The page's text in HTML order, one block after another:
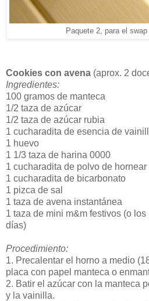
Paquete 2, para el
Cookies con avena (aprox. 2
Ingredientes:
100 gramos de manteca
1/2 taza de azúcar
1/2 taza de azúcar rubia
1 cucharadita de esencia de
1 huevo
1 1/3 taza de harina 0000
1 cucharadita de polvo de hornear
1 cucharadita de bicarbonato
1 pizca de sal
1 taza de avena instantánea
1 taza de mini m&m festivos (o
días)
Procedimiento:
1. Precalentar el horno a medio
placa con papel manteca o
2. Batir el azúcar con la manteca
y la vainilla.